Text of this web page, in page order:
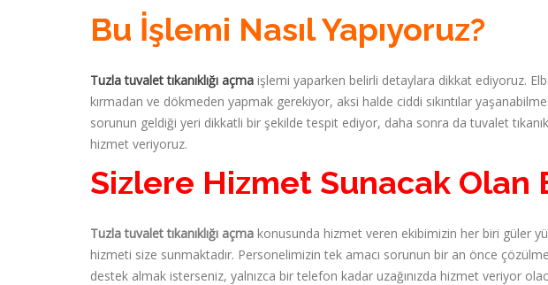
Bu İşlemi Nasıl Yapıyoruz?
Tuzla tuvalet tıkanıklığı açma işlemi yaparken belirli detaylara dikkat ediyoruz.
kırmadan ve dökmeden yapmak gerekiyor, aksi halde ciddi sıkıntılar
sorunun geldiği yeri dikkatli bir şekilde tespit ediyor, daha sonra da tuvalet
hizmet veriyoruz.
Sizlere Hizmet Sunacak Olan
Tuzla tuvalet tıkanıklığı açma konusunda hizmet veren ekibimizin her biri güler
hizmeti size sunmaktadır. Personelimizin tek amacı sorunun bir an önce
destek almak isterseniz, yalnızca bir telefon kadar uzağınızda hizmet veriyor